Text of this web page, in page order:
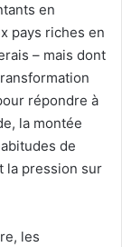
en
pays riches en
– mais dont
répondre à
la montée
de
la pression sur
les